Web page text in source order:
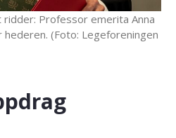
Professor emerita Anna
(Foto: Legeforeningen